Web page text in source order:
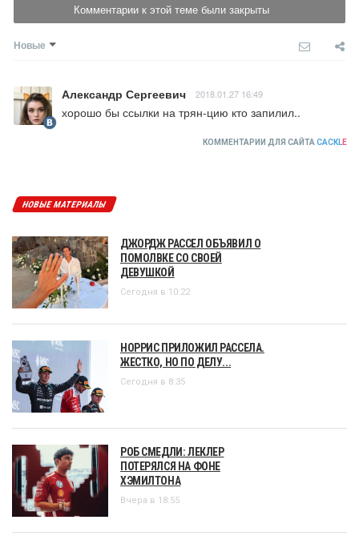
Комментарии к этой теме были закрыты
Новые
Александр Сергеевич 2018.01.27 16:49
хорошо бы ссылки на трян-цию кто запилил..
КОММЕНТАРИИ ДЛЯ САЙТА CACKLE
НОВЫЕ МАТЕРИАЛЫ
ДЖОРДЖ РАССЕЛ ОБЪЯВИЛ О
ПОМОЛВКЕ СО СВОЕЙ
ДЕВУШКОЙ
Сегодня в 10:22
НОРРИС ПРИЛОЖИЛ РАССЕЛА.
ЖЕСТКО, НО ПО ДЕЛУ...
Сегодня в 8:35
РОБ СМЕДЛИ: ЛЕКЛЕР
ПОТЕРЯЛСЯ НА ФОНЕ
ХЭМИЛТОНА
Вчера в 18:55